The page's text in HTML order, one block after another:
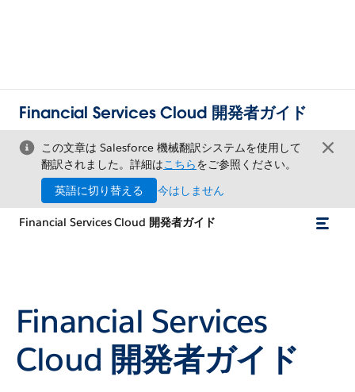
Financial Services Cloud 開発者ガイド
この文章は Salesforce 機械翻訳システムを使用して
翻訳されました。詳細はこちらをご参照ください。
英語に切り替える
今はしません
Financial Services Cloud 開発者ガイド
Financial Services
Cloud 開発者ガイド